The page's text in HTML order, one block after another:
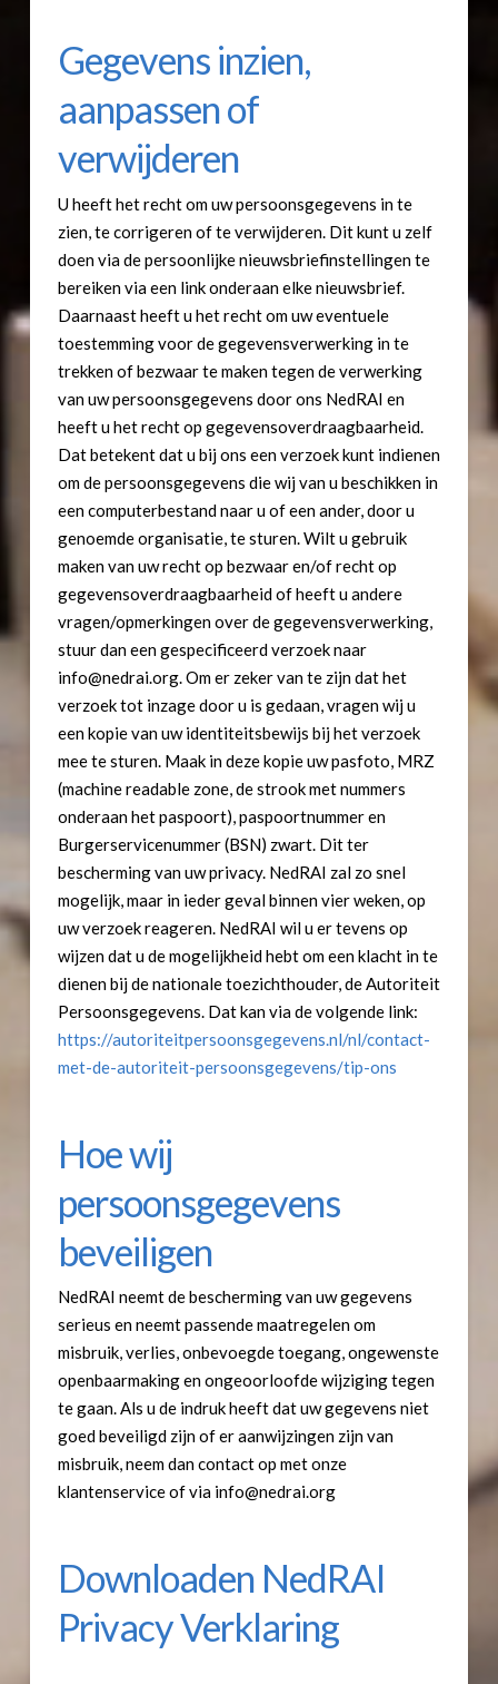
Gegevens inzien,
aanpassen of
verwijderen
U heeft het recht om uw persoonsgegevens in te
zien, te corrigeren of te verwijderen. Dit kunt u zelf
doen via de persoonlijke nieuwsbriefinstellingen te
bereiken via een link onderaan elke nieuwsbrief.
Daarnaast heeft u het recht om uw eventuele
toestemming voor de gegevensverwerking in te
trekken of bezwaar te maken tegen de verwerking
van uw persoonsgegevens door ons NedRAI en
heeft u het recht op gegevensoverdraagbaarheid.
Dat betekent dat u bij ons een verzoek kunt indienen
om de persoonsgegevens die wij van u beschikken in
een computerbestand naar u of een ander, door u
genoemde organisatie, te sturen. Wilt u gebruik
maken van uw recht op bezwaar en/of recht op
gegevensoverdraagbaarheid of heeft u andere
vragen/opmerkingen over de gegevensverwerking,
stuur dan een gespecificeerd verzoek naar
info@nedrai.org. Om er zeker van te zijn dat het
verzoek tot inzage door u is gedaan, vragen wij u
een kopie van uw identiteitsbewijs bij het verzoek
mee te sturen. Maak in deze kopie uw pasfoto, MRZ
(machine readable zone, de strook met nummers
onderaan het paspoort), paspoortnummer en
Burgerservicenummer (BSN) zwart. Dit ter
bescherming van uw privacy. NedRAI zal zo snel
mogelijk, maar in ieder geval binnen vier weken, op
uw verzoek reageren. NedRAI wil u er tevens op
wijzen dat u de mogelijkheid hebt om een klacht in te
dienen bij de nationale toezichthouder, de Autoriteit
Persoonsgegevens. Dat kan via de volgende link:
https://autoriteitpersoonsgegevens.nl/nl/contact-
met-de-autoriteit-persoonsgegevens/tip-ons
Hoe wij
persoonsgegevens
beveiligen
NedRAI neemt de bescherming van uw gegevens
serieus en neemt passende maatregelen om
misbruik, verlies, onbevoegde toegang, ongewenste
openbaarmaking en ongeoorloofde wijziging tegen
te gaan. Als u de indruk heeft dat uw gegevens niet
goed beveiligd zijn of er aanwijzingen zijn van
misbruik, neem dan contact op met onze
klantenservice of via info@nedrai.org
Downloaden NedRAI
Privacy Verklaring